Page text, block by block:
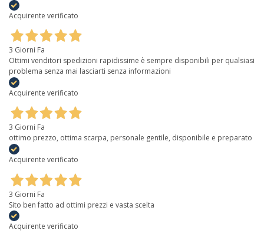
Acquirente verificato
3 Giorni Fa
Ottimi venditori spedizioni rapidissime è sempre disponibili per qualsiasi
problema senza mai lasciarti senza informazioni
Acquirente verificato
3 Giorni Fa
ottimo prezzo, ottima scarpa, personale gentile, disponibile e preparato
Acquirente verificato
3 Giorni Fa
Sito ben fatto ad ottimi prezzi e vasta scelta
Acquirente verificato